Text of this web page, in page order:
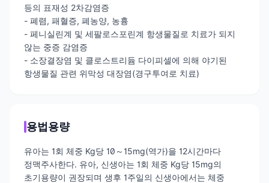
등의 표재성 2차감염증
- 폐렴, 패혈증, 폐농양, 농흉
- 페니실린계 및 세팔로스포린계 항생물질로 치료가 되지
않는 중증 감염증
- 소장결장염 및 클로스트리듐 다이피셀에 의해 야기된
항생물질 관련 위막성 대장염(경구투여로 치료)
용법용량
유아는 1회 체중 Kg당 10～15mg(역가)을 12시간마다
정맥주사한다. 유아, 신생아는 1회 체중 Kg당 15mg의
초기용량이 권장되며 생후 1주일의 신생아에서는 체중